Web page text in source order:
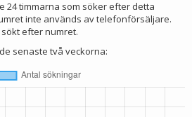
24 timmarna som söker efter detta
inte används av telefonförsäljare.
efter numret.
senaste två veckorna: